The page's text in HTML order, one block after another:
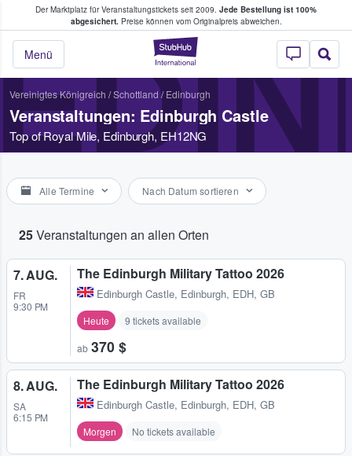
Der Marktplatz für Veranstaltungstickets seit 2009. Jede Bestellung ist 100%
abgesichert.Preise können vom Originalpreis abweichen.
StubHub - Wo
Menü
Tickets kaufen & verkaufen
Vereinigtes Königreich /Schottland / Edinburgh
Veranstaltungen: Edinburgh Castle
Top of Royal Mile, Edinburgh, EH12NG
Alle Termine Nach Datum sortieren
25Veranstaltungen an allen Orten
7. AUG.
FR
9:30 PM
The Edinburgh Military Tattoo 2026
Edinburgh Castle, Edinburgh, EDH, GB
Heute 9 tickets available
ab 370 $
8. AUG.
SA
6:15 PM
The Edinburgh Military Tattoo 2026
Edinburgh Castle, Edinburgh, EDH, GB
Morgen No tickets available